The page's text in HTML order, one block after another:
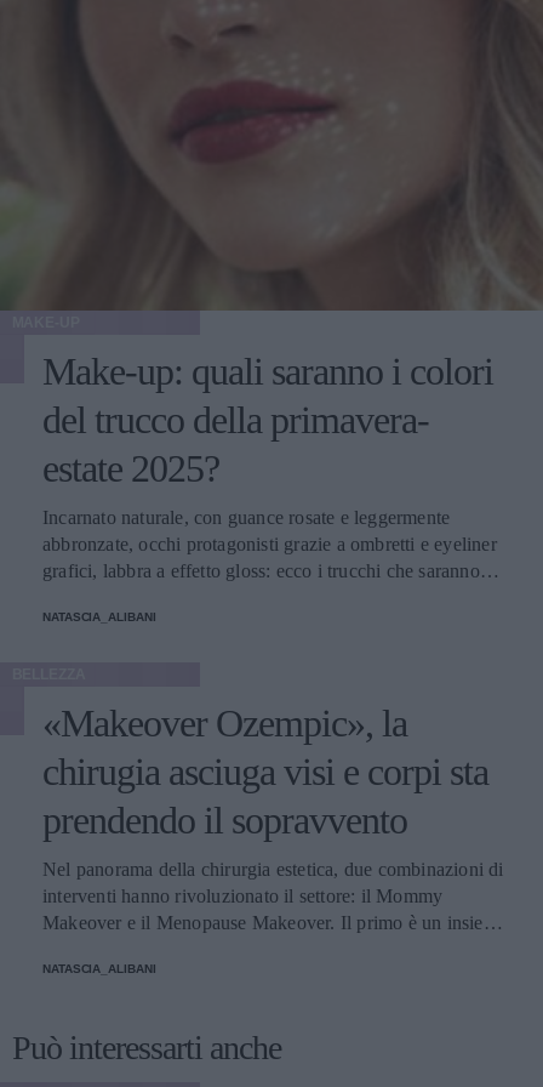
Make-up: quali saranno i colori
del trucco della primavera-
estate 2025?
Incarnato naturale, con guance rosate e leggermente
abbronzate, occhi protagonisti grazie a ombretti e eyeliner
grafici, labbra a effetto gloss: ecco i trucchi che saranno
NATASCIA_ALIBANI
«Makeover Ozempic», la
chirugia asciuga visi e corpi sta
prendendo il sopravvento
Nel panorama della chirurgia estetica, due combinazioni di
interventi hanno rivoluzionato il settore: il Mommy
Makeover e il Menopause Makeover. Il primo è un insieme
donne a recuperare la forma fisica e l'aspetto che avevano
soprattutto addome, seno e altre aree soggette a
NATASCIA_ALIBANI
Può interessarti anche